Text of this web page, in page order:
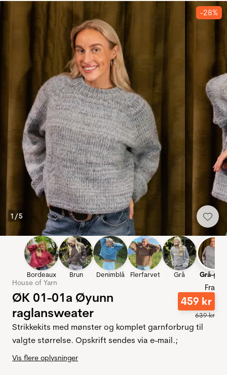
1 /5
-28%
Bordeaux Brun Denimblå Flerfarvet Grå Grå-
House of Yarn
ØK 01-01a Øyunn
raglansweater
Fra
459 kr
639kr
Strikkekits med mønster og komplet garnforbrug til
valgte størrelse. Opskrift sendes via e-mail.;
Vis flere oplysninger